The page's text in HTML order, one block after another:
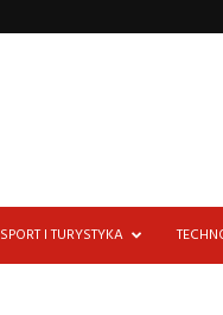
SPORT I TURYSTYKA